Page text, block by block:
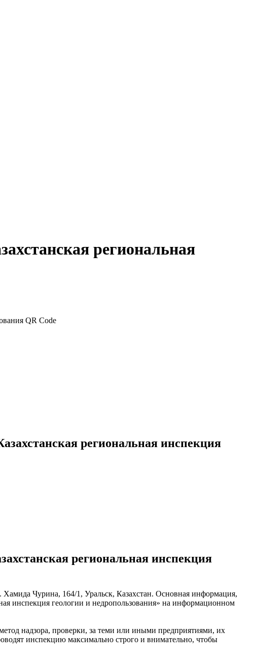
региональная
региональная инспекция
региональная инспекция
Хамида Чурина, 164/1, Уральск, Казахстан. Основная информация,
инспекция геологии и недропользования» на информационном
надзора, проверки, за теми или иными предприятиями, их
инспекцию максимально строго и внимательно, чтобы